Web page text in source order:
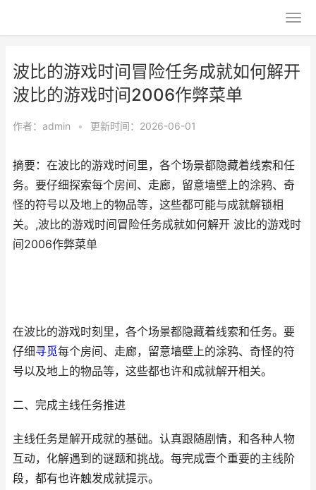
波比的游戏时间冒险任务成就如何解开
波比的游戏时间2006作弊菜单
作者： admin • 更新时间：2026-06-01
摘要：在波比的游戏时间里，各个场景都隐藏着线索和任
务。要仔细探索每个房间、走廊，留意墙壁上的涂鸦、奇
怪的符号以及地上的物品等，这些都可能与成就解锁相
关。,波比的游戏时间冒险任务成就如何解开 波比的游戏时
间2006作弊菜单
在波比的游戏时刻里，各个场景都隐藏着线索和任务。要
仔细寻觅每个房间、走廊，留意墙壁上的涂鸦、奇怪的符
号以及地上的物品等，这些都也许和成就解开相关。
二、完成主线任务推进
主线任务是解开成就的基础。认真跟随剧情，和各种人物
互动，化解遇到的谜题和挑战。每完成壹个重要的主线阶
段，都有也许触发成就提示。